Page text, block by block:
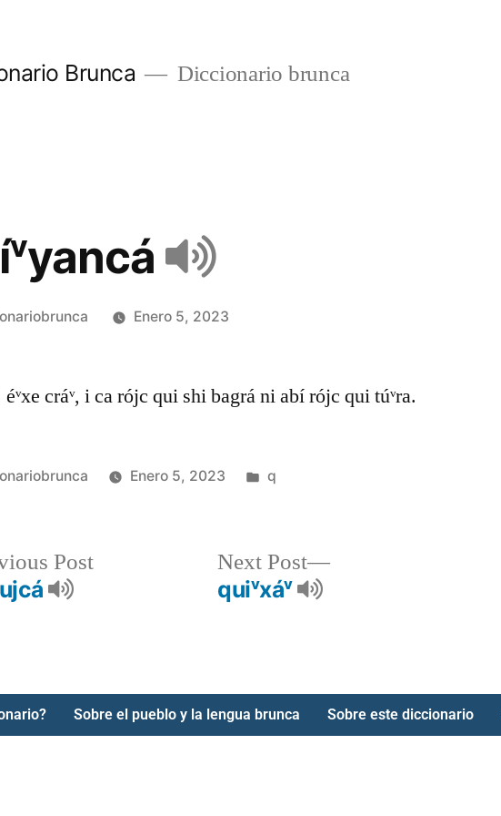
Brunca Diccionario brunca
Enero 5, 2023
éᵛxe cráᵛ, i ca rójc qui shi bagrá ni abí rójc qui túᵛra.
Enero 5, 2023 q
Post Next Post
quiᵛxáᵛ
Sobre el pueblo y la lengua brunca Sobre este diccionario